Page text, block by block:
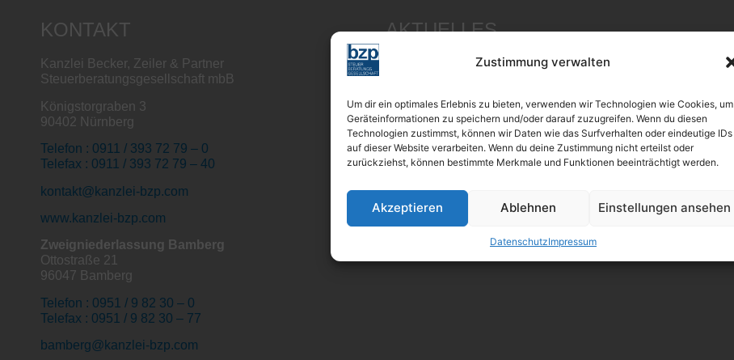
Zustimmung verwalten
Um dir ein optimales Erlebnis zu bieten, verwenden wir Technologien wie Cookies, um
Geräteinformationen zu speichern und/oder darauf zuzugreifen. Wenn du diesen
Technologien zustimmst, können wir Daten wie das Surfverhalten oder eindeutige IDs
auf dieser Website verarbeiten. Wenn du deine Zustimmung nicht erteilst oder
zurückziehst, können bestimmte Merkmale und Funktionen beeinträchtigt werden.
Akzeptieren Ablehnen Einstellungen ansehen
DatenschutzImpressum
KONTAKT
Kanzlei Becker, Zeiler & Partner
Steuerberatungsgesellschaft mbB
Königstorgraben 3
90402 Nürnberg
Telefon : 0911 / 393 72 79 – 0
Telefax : 0911 / 393 72 79 – 40
kontakt@kanzlei-bzp.com
www.kanzlei-bzp.com
Zweigniederlassung Bamberg
Ottostraße 21
96047 Bamberg
Telefon : 0951 / 9 82 30 – 0
Telefax : 0951 / 9 82 30 – 77
bamberg@kanzlei-bzp.com
AKTUELLES
Der Feed hat keine Einträge.